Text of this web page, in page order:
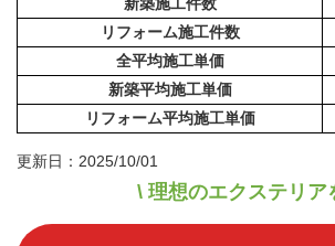
リフォーム施工件数
全平均施工単価
新築平均施工単価
リフォーム平均施工単価
更新日：2025/10/01
\ 理想のエクステリア